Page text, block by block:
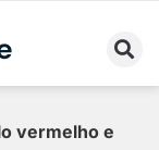
vermelho e